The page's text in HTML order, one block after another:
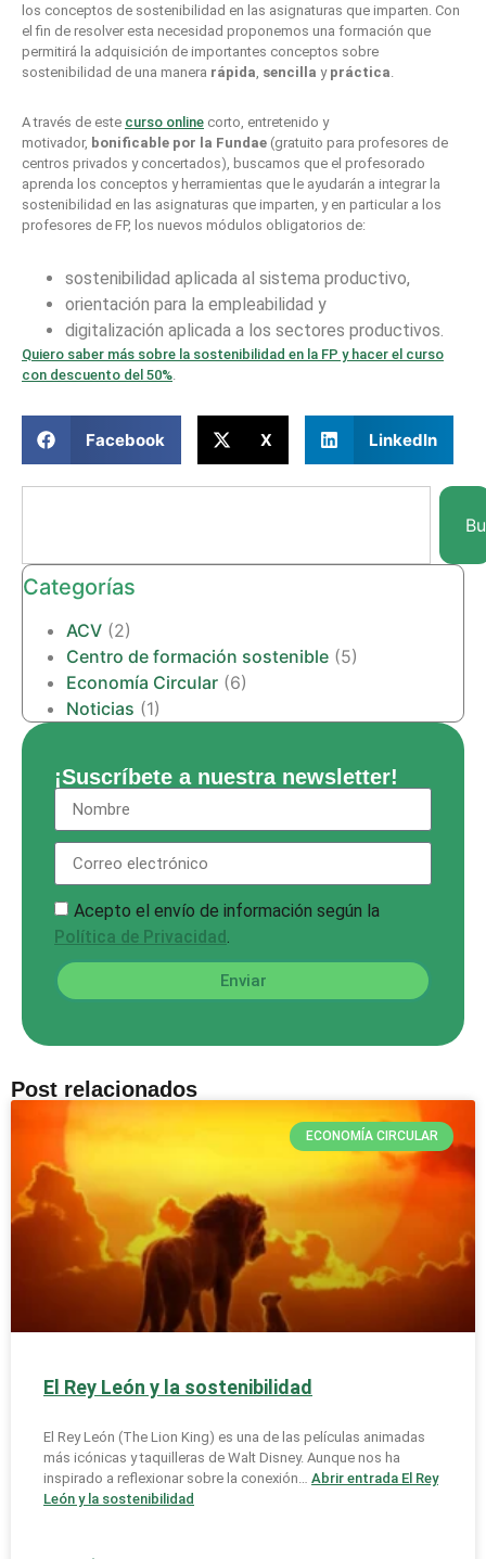
los conceptos de sostenibilidad en las asignaturas que imparten. Con
el fin de resolver esta necesidad proponemos una formación que
permitirá la adquisición de importantes conceptos sobre
sostenibilidad de una manera rápida sencilla y práctica
A través de este curso online corto, entretenido y
motivador, bonificable por la Fundae (gratuito para profesores de
centros privados y concertados), buscamos que el profesorado
aprenda los conceptos y herramientas que le ayudarán a integrar la
sostenibilidad en las asignaturas que imparten, y en particular a los
profesores de FP, los nuevos módulos obligatorios de:
sostenibilidad aplicada al sistema productivo,
orientación para la empleabilidad y
digitalización aplicada a los sectores productivos.
Quiero saber más sobre la sostenibilidad en la FP y hacer el curso
con descuento del 50%.
Facebook X LinkedIn
Categorías
ACV (2)
Centro de formación sostenible (5)
Economía Circular (6)
Noticias (1)
¡Suscríbete a nuestra newsletter!
Acepto el envío de información según la
Política de Privacidad.
Enviar
Post relacionados
ECONOMÍA CIRCULAR
El Rey León y la sostenibilidad
El Rey León (The Lion King) es una de las películas animadas
más icónicas y taquilleras de Walt Disney. Aunque nos ha
inspirado a reflexionar sobre la conexión… Abrir entrada El Rey
León y la sostenibilidad